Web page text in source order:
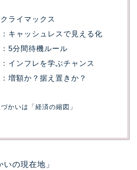
ライマックス
キャッシュレスで見える化
5分間待機ルール
インフレを学ぶチャンス
増額か？据え置きか？
かいは「経済の縮図」
の現在地」